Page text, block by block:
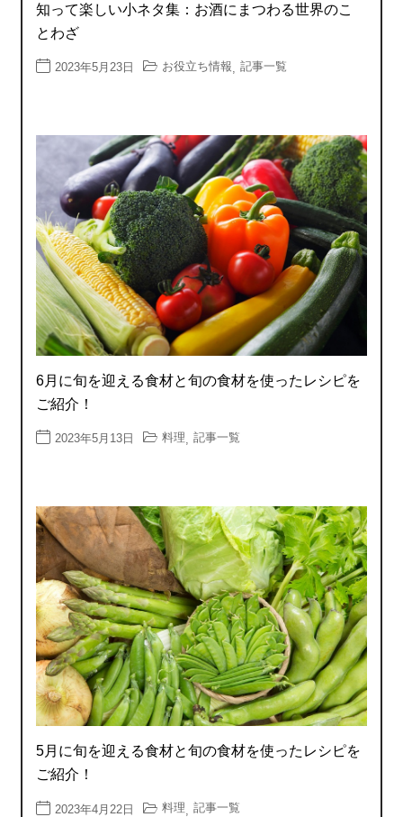
知って楽しい小ネタ集：お酒にまつわる世界のこ
とわざ
2023年5月23日 お役立ち情報, 記事一覧
6月に旬を迎える食材と旬の食材を使ったレシピを
ご紹介！
2023年5月13日 料理, 記事一覧
5月に旬を迎える食材と旬の食材を使ったレシピを
ご紹介！
2023年4月22日 料理 記事一覧